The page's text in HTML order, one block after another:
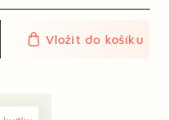
Vložit do košíku